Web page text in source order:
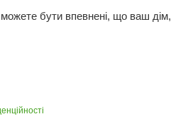
бути впевнені, що ваш дім,